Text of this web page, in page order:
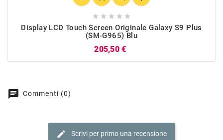
    
Display LCD Touch Screen Originale Galaxy S9 Plus
(SM-G965) Blu
205,50 €
chat Commenti (0)
edit Scrivi per primo una recensione